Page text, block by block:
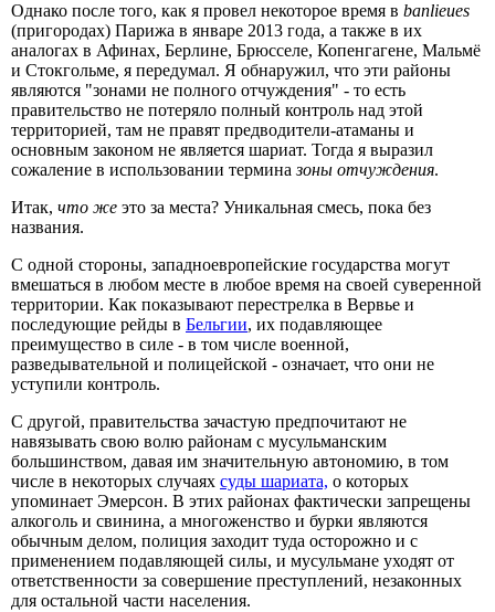
Однако после того, как я провел некоторое время в banlieues
(пригородах) Парижа в январе 2013 года, а также в их
аналогах в Афинах, Берлине, Брюсселе, Копенгагене, Мальмё
и Стокгольме, я передумал. Я обнаружил, что эти районы
являются "зонами не полного отчуждения" - то есть
правительство не потеряло полный контроль над этой
территорией, там не правят предводители-атаманы и
основным законом не является шариат. Тогда я выразил
сожаление в использовании терминазоны отчуждения.
Итак, что же это за места? Уникальная смесь, пока без
названия.
С одной стороны, западноевропейские государства могут
вмешаться в любом месте в любое время на своей суверенной
территории. Как показывают перестрелка в Вервье и
последующие рейды в Бельгии, их подавляющее
преимущество в силе - в том числе военной,
разведывательной и полицейской - означает, что они не
уступили контроль.
С другой, правительства зачастую предпочитают не
навязывать свою волю районам с мусульманским
большинством, давая им значительную автономию, в том
числе в некоторых случаях суды шариата, о которых
упоминает Эмерсон. В этих районах фактически запрещены
алкоголь и свинина, а многоженство и бурки являются
обычным делом, полиция заходит туда осторожно и с
применением подавляющей силы, и мусульмане уходят от
ответственности за совершение преступлений, незаконных
для остальной части населения.